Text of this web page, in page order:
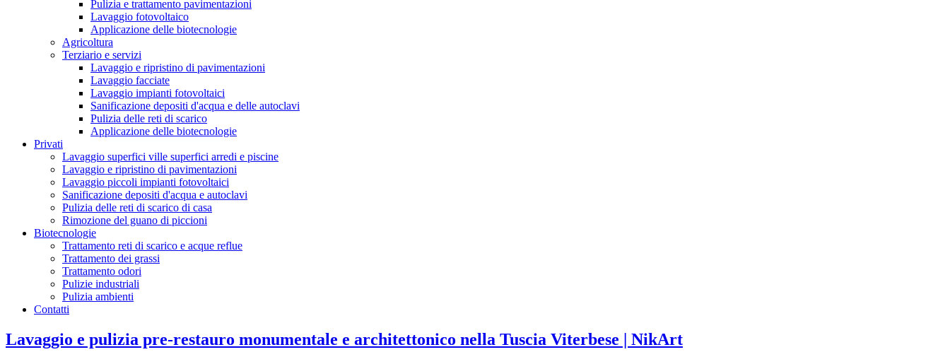
Pulizia e trattamento pavimentazioni
Lavaggio fotovoltaico
Applicazione delle biotecnologie
Agricoltura
Terziario e servizi
Lavaggio e ripristino di pavimentazioni
Lavaggio facciate
Lavaggio impianti fotovoltaici
Sanificazione depositi d'acqua e delle autoclavi
Pulizia delle reti di scarico
Applicazione delle biotecnologie
Privati
Lavaggio superfici ville superfici arredi e piscine
Lavaggio e ripristino di pavimentazioni
Lavaggio piccoli impianti fotovoltaici
Sanificazione depositi d'acqua e autoclavi
Pulizia delle reti di scarico di casa
Rimozione del guano di piccioni
Biotecnologie
Trattamento reti di scarico e acque reflue
Trattamento dei grassi
Trattamento odori
Pulizie industriali
Pulizia ambienti
Contatti
Lavaggio e pulizia pre-restauro monumentale e architettonico nella Tuscia Viterbese | NikArt